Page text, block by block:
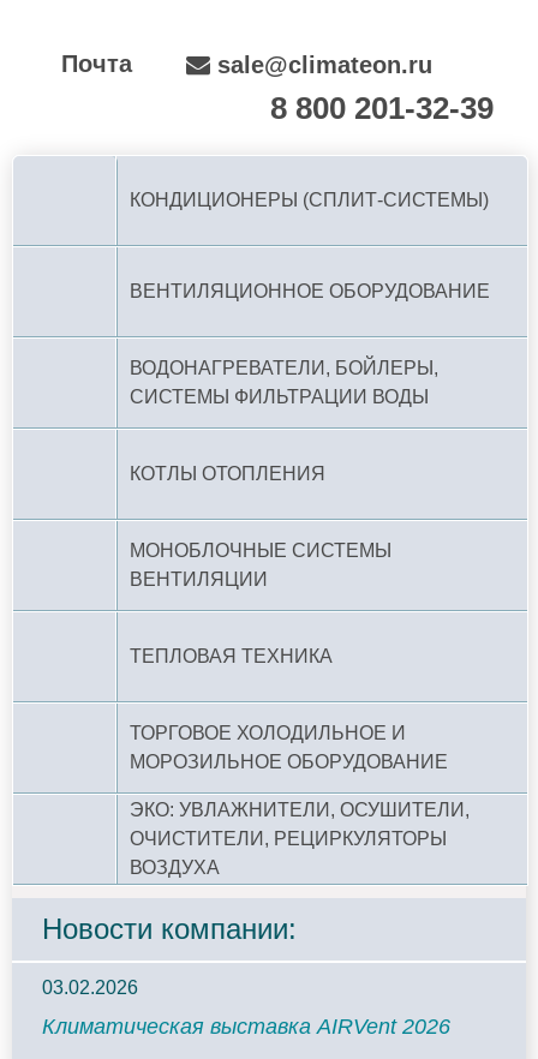
Почта sale@climateon.ru
8 800 201-32-39
КОНДИЦИОНЕРЫ (СПЛИТ-СИСТЕМЫ)
ВЕНТИЛЯЦИОННОЕ ОБОРУДОВАНИЕ
ВОДОНАГРЕВАТЕЛИ, БОЙЛЕРЫ,
СИСТЕМЫ ФИЛЬТРАЦИИ ВОДЫ
КОТЛЫ ОТОПЛЕНИЯ
МОНОБЛОЧНЫЕ СИСТЕМЫ
ВЕНТИЛЯЦИИ
ТЕПЛОВАЯ ТЕХНИКА
ТОРГОВОЕ ХОЛОДИЛЬНОЕ И
МОРОЗИЛЬНОЕ ОБОРУДОВАНИЕ
ЭКО: УВЛАЖНИТЕЛИ, ОСУШИТЕЛИ,
ОЧИСТИТЕЛИ, РЕЦИРКУЛЯТОРЫ
ВОЗДУХА
Новости компании:
03.02.2026
Климатическая выставка AIRVent 2026